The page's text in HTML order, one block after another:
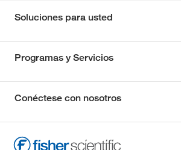
Soluciones para usted
Programas y Servicios
Conéctese con nosotros